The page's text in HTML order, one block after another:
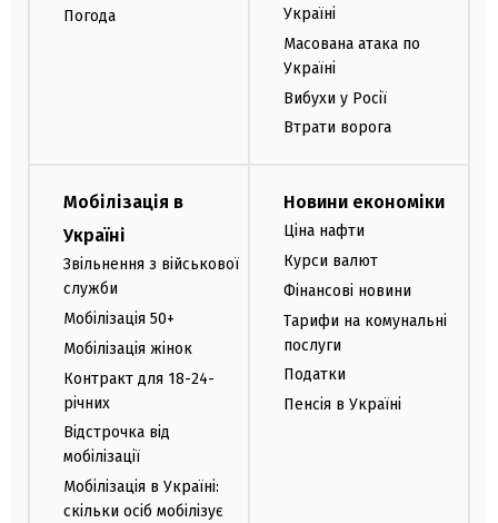
Погода
Україні
Масована атака по
Україні
Вибухи у Росії
Втрати ворога
Мобілізація в
Україні
Звільнення з військової
служби
Мобілізація 50+
Мобілізація жінок
Контракт для 18-24-
річних
Відстрочка від
мобілізації
Мобілізація в Україні:
скільки осіб мобілізує
Новини економіки
Ціна нафти
Курси валют
Фінансові новини
Тарифи на комунальні
послуги
Податки
Пенсія в Україні